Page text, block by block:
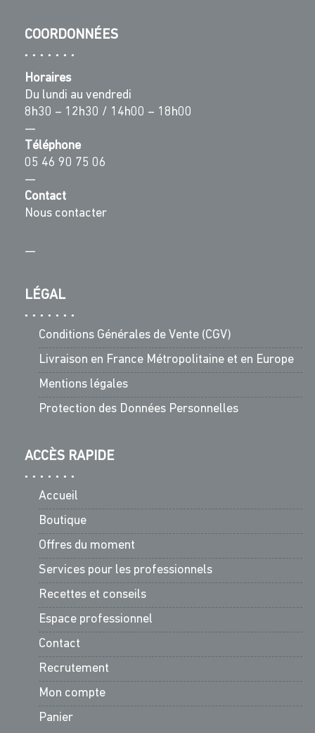
COORDONNÉES
Horaires
Du lundi au vendredi
8h30 – 12h30 / 14h00 – 18h00
—
Téléphone
05 46 90 75 06
—
Contact
Nous contacter
—
LÉGAL
Conditions Générales de Vente (CGV)
Livraison en France Métropolitaine et en Europe
Mentions légales
Protection des Données Personnelles
ACCÈS RAPIDE
Accueil
Boutique
Offres du moment
Services pour les professionnels
Recettes et conseils
Espace professionnel
Contact
Recrutement
Mon compte
Panier